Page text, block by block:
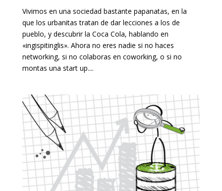
Vivimos en una sociedad bastante papanatas, en la
que los urbanitas tratan de dar lecciones a los de
pueblo, y descubrir la Coca Cola, hablando en
«ingispitinglis». Ahora no eres nadie si no haces
networking, si no colaboras en coworking, o si no
montas una start up....